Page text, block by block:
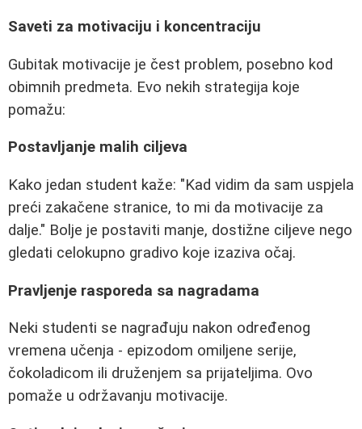
Saveti za motivaciju i koncentraciju
Gubitak motivacije je čest problem, posebno kod
obimnih predmeta. Evo nekih strategija koje
pomažu:
Postavljanje malih ciljeva
Kako jedan student kaže: "Kad vidim da sam uspjela
preći zakačene stranice, to mi da motivacije za
dalje." Bolje je postaviti manje, dostižne ciljeve nego
gledati celokupno gradivo koje izaziva očaj.
Pravljenje rasporeda sa nagradama
Neki studenti se nagrađuju nakon određenog
vremena učenja - epizodom omiljene serije,
čokoladicom ili druženjem sa prijateljima. Ovo
pomaže u održavanju motivacije.